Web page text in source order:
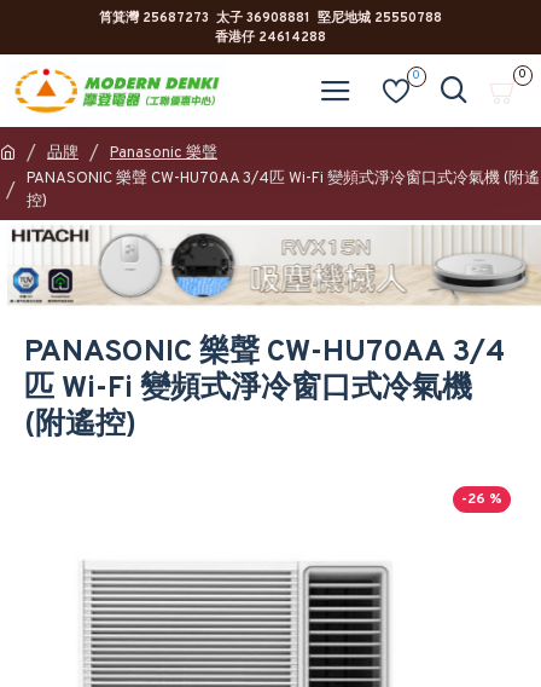
筲箕灣 25687273 太子 36908881 堅尼地城 25550788
香港仔 24614288
0 0
品牌
Panasonic 樂聲
PANASONIC 樂聲 CW-HU70AA 3/4匹 Wi-Fi 變頻式淨冷窗口式冷氣機 (附遙
控)
PANASONIC 樂聲 CW-HU70AA 3/4
匹 Wi-Fi 變頻式淨冷窗口式冷氣機
(附遙控)
-26 %